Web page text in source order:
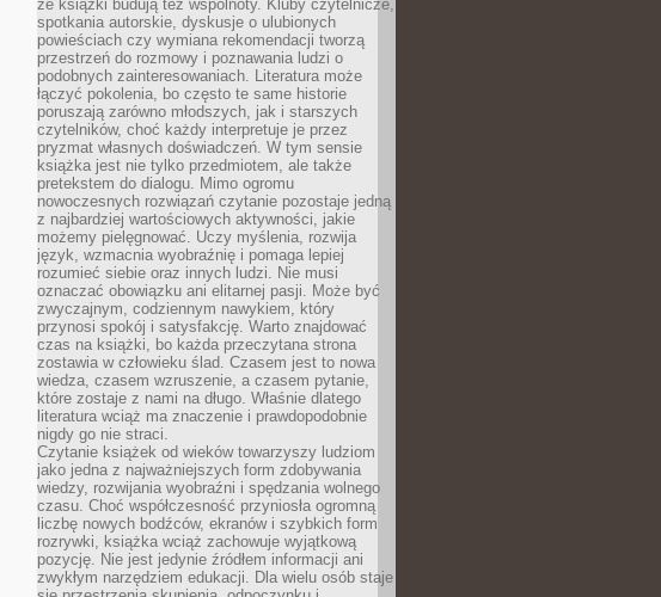
że książki budują też wspólnoty. Kluby czytelnicze,
spotkania autorskie, dyskusje o ulubionych
powieściach czy wymiana rekomendacji tworzą
przestrzeń do rozmowy i poznawania ludzi o
podobnych zainteresowaniach. Literatura może
łączyć pokolenia, bo często te same historie
poruszają zarówno młodszych, jak i starszych
czytelników, choć każdy interpretuje je przez
pryzmat własnych doświadczeń. W tym sensie
książka jest nie tylko przedmiotem, ale także
pretekstem do dialogu. Mimo ogromu
nowoczesnych rozwiązań czytanie pozostaje jedną
z najbardziej wartościowych aktywności, jakie
możemy pielęgnować. Uczy myślenia, rozwija
język, wzmacnia wyobraźnię i pomaga lepiej
rozumieć siebie oraz innych ludzi. Nie musi
oznaczać obowiązku ani elitarnej pasji. Może być
zwyczajnym, codziennym nawykiem, który
przynosi spokój i satysfakcję. Warto znajdować
czas na książki, bo każda przeczytana strona
zostawia w człowieku ślad. Czasem jest to nowa
wiedza, czasem wzruszenie, a czasem pytanie,
które zostaje z nami na długo. Właśnie dlatego
literatura wciąż ma znaczenie i prawdopodobnie
nigdy go nie straci.
Czytanie książek od wieków towarzyszy ludziom
jako jedna z najważniejszych form zdobywania
wiedzy, rozwijania wyobraźni i spędzania wolnego
czasu. Choć współczesność przyniosła ogromną
liczbę nowych bodźców, ekranów i szybkich form
rozrywki, książka wciąż zachowuje wyjątkową
pozycję. Nie jest jedynie źródłem informacji ani
zwykłym narzędziem edukacji. Dla wielu osób staje